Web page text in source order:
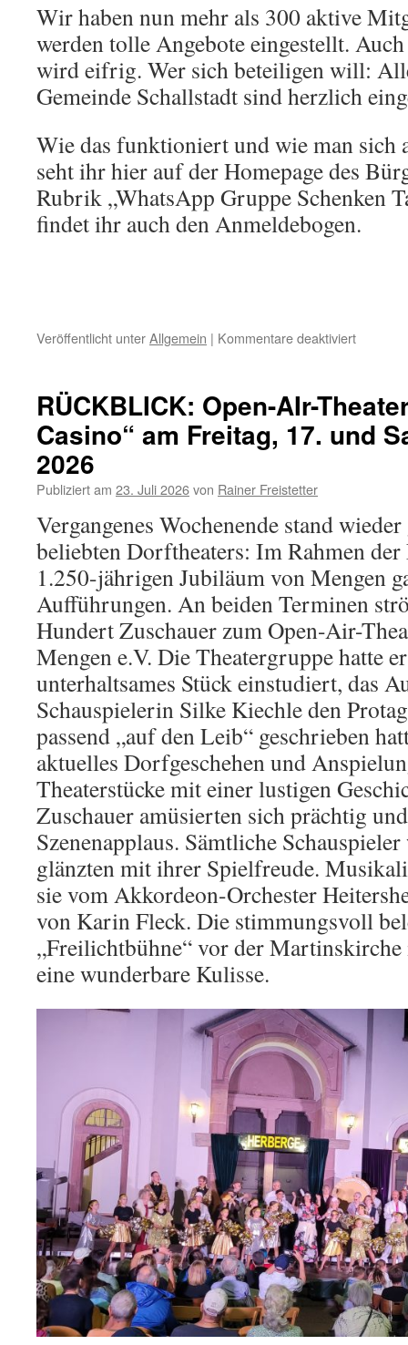
Wir haben nun mehr als 300 aktive
werden tolle Angebote eingestellt.
wird eifrig. Wer sich beteiligen will:
Gemeinde Schallstadt sind herzlich
Wie das funktioniert und wie man sich
seht ihr hier auf der Homepage des
Rubrik „WhatsApp Gruppe Schenken
findet ihr auch den Anmeldebogen.
Veröffentlicht unterAllgemein | Kommentare deaktiviertfür
Leihen“
für
RÜCKBLICK: Open-AIr-
Casino“ am Freitag, 17. und
2026
Publiziert am 23. Juli 2026von Rainer Freistetter
Vergangenes Wochenende stand
beliebten Dorftheaters: Im Rahmen
1.250-jährigen Jubiläum von Mengen
Aufführungen. An beiden Terminen
Hundert Zuschauer zum Open-Air-
Mengen e.V. Die Theatergruppe hatte
unterhaltsames Stück einstudiert, das
Schauspielerin Silke Kiechle den
passend „auf den Leib“ geschrieben
aktuelles Dorfgeschehen und
Theaterstücke mit einer lustigen
Zuschauer amüsierten sich prächtig
Szenenapplaus. Sämtliche
glänzten mit ihrer Spielfreude.
sie vom Akkordeon-Orchester
von Karin Fleck. Die stimmungsvoll
„Freilichtbühne“ vor der
eine wunderbare Kulisse.